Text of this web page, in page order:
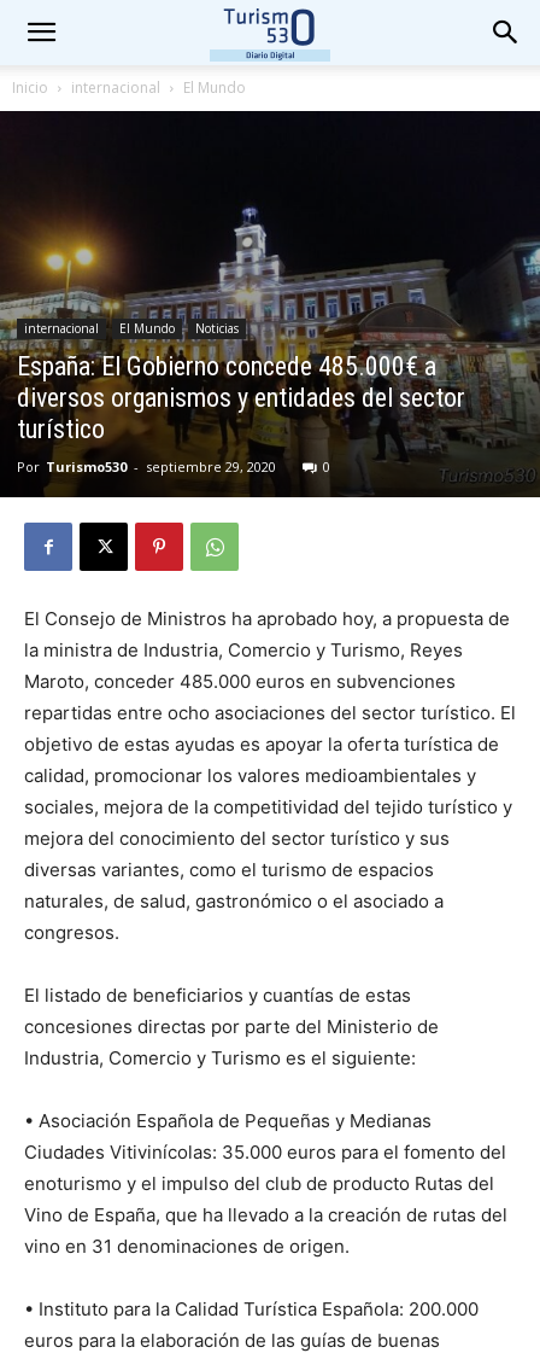
Inicio internacional El Mundo
internacional El Mundo Noticias
España: El Gobierno concede 485.000€ a
diversos organismos y entidades del sector
turístico
Por Turismo530 - septiembre 29, 2020 0
El Consejo de Ministros ha aprobado hoy, a propuesta de
la ministra de Industria, Comercio y Turismo, Reyes
Maroto, conceder 485.000 euros en subvenciones
repartidas entre ocho asociaciones del sector turístico. El
objetivo de estas ayudas es apoyar la oferta turística de
calidad, promocionar los valores medioambientales y
sociales, mejora de la competitividad del tejido turístico y
mejora del conocimiento del sector turístico y sus
diversas variantes, como el turismo de espacios
naturales, de salud, gastronómico o el asociado a
congresos.
El listado de beneficiarios y cuantías de estas
concesiones directas por parte del Ministerio de
Industria, Comercio y Turismo es el siguiente:
• Asociación Española de Pequeñas y Medianas
Ciudades Vitivinícolas: 35.000 euros para el fomento del
enoturismo y el impulso del club de producto Rutas del
Vino de España, que ha llevado a la creación de rutas del
vino en 31 denominaciones de origen.
• Instituto para la Calidad Turística Española: 200.000
euros para la elaboración de las guías de buenas